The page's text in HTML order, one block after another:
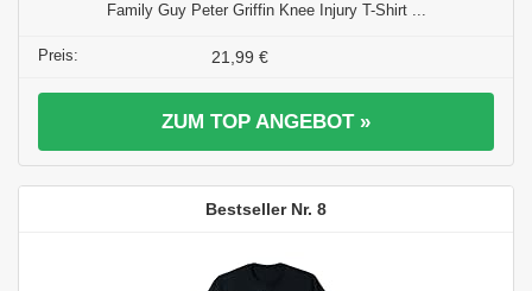
Family Guy Peter Griffin Knee Injury T-Shirt ...
21,99 €
ZUM TOP ANGEBOT »
8